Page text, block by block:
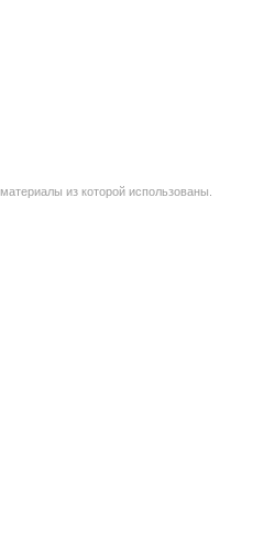
из которой использованы.